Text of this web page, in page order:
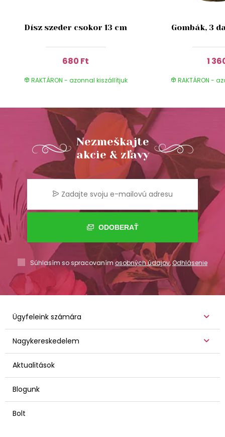
Dísz szeder csokor 13 cm
680 Ft
RAKTÁRON - azonnal kiszállítjuk
Gombák, 3
1
RAKTÁRON -
Nezmeškajte
akcie & zľavy
ODOBERAŤ
Súhlasím so spracovaním osobných údajov,Odhlásenie
Ügyfeleink számára
Nagykereskedelem
Aktualitások
Blogunk
Bolt